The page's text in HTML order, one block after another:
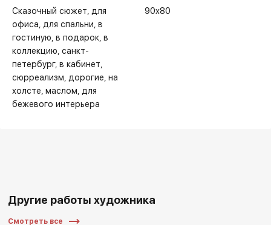
Сказочный сюжет для
офиса для спальни в
гостиную в подарок в
коллекцию санкт-
петербург в кабинет
сюрреализм дорогие на
холсте маслом для
бежевого интерьера
90x80
Другие работы художника
Смотреть все